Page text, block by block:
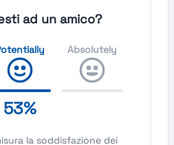
ad un amico?
53%
Absolutely
la soddisfazione dei